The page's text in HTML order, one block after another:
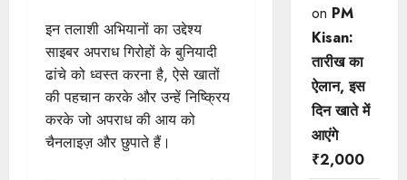
इन तलाशी अभियानों का उद्देश्य
साइबर अपराध गिरोहों के बुनियादी
ढांचे को ध्वस्त करना है, ऐसे खातों
की पहचान करके और उन्हें निष्क्रिय
करके जो अपराध की आय को
चैनलाइज़ और छुपाते हैं।
on PM
Kisan:
तारीख का
ऐलान, इस
दिन खाते में
आएंगे
₹2,000